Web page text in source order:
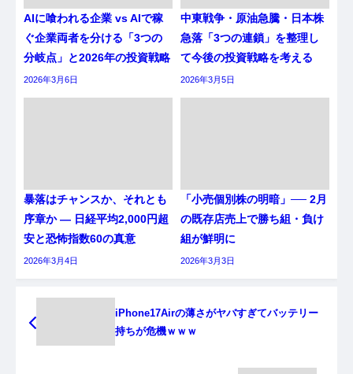
AIに喰われる企業 vs AIで稼
ぐ企業両者を分ける「3つの
分岐点」と2026年の投資戦略
2026年3月6日
中東戦争・原油急騰・日本株
急落「3つの連鎖」を整理し
て今後の投資戦略を考える
2026年3月5日
暴落はチャンスか、それとも
序章か ― 日経平均2,000円超
安と恐怖指数60の真意
2026年3月4日
「小売個別株の明暗」── 2月
の既存店売上で勝ち組・負け
組が鮮明に
2026年3月3日
iPhone17Airの薄さがヤバすぎてバッテリー
持ちが危機ｗｗｗ